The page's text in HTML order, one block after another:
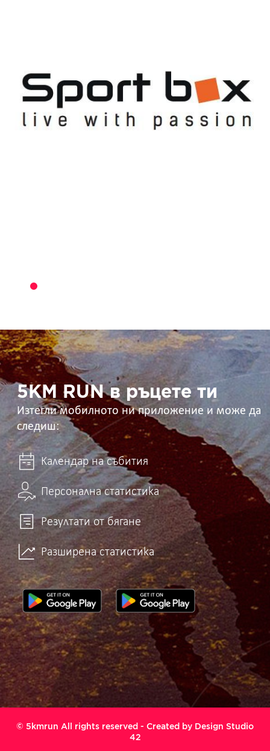
5KM
RUN
в
ръцете
ти 5KM RUN в ръцете ти
Изтегли мобилното ни приложение и може да
следиш:
Календар на събития
Персонална статистика
Резултати от бягане
Разширена статистика
© 5kmrun All rights reserved - Created by Design Studio
42